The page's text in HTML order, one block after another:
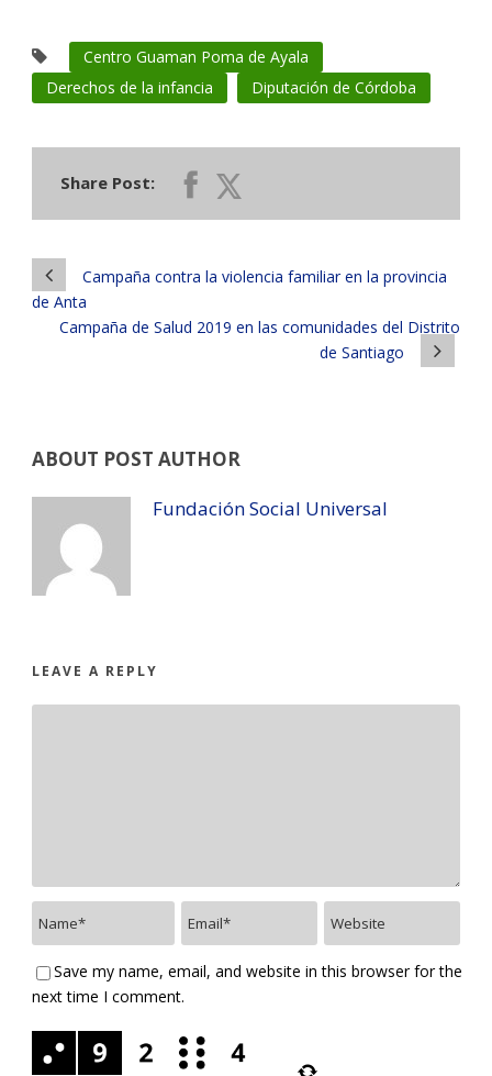
Centro Guaman Poma de Ayala
Derechos de la infancia
Diputación de Córdoba
Share Post:
Campaña contra la violencia familiar en la provincia
de Anta
Campaña de Salud 2019 en las comunidades del Distrito
de Santiago
ABOUT POST AUTHOR
Fundación Social Universal
LEAVE A REPLY
Save my name, email, and website in this browser for the
next time I comment.